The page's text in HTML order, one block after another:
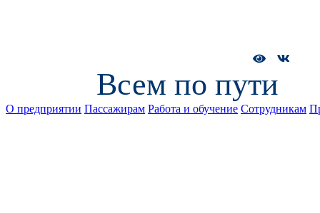
Всем по пути
О предприятии Пассажирам Работа и обучение Сотрудникам